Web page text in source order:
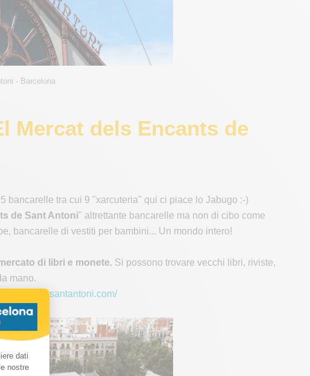
- Barcelona
Mercat dels Encants de
bancarelle tra cui 9 "xarcuteria" qui ci piace lo Jabugo :-)
de Sant Antoni" altrettante bancarelle ma non di cibo come
bancarelle di vestiti per bambini... Un mondo intero!
di libri e monete. Si possono trovare vecchi libri, riviste,
mano.